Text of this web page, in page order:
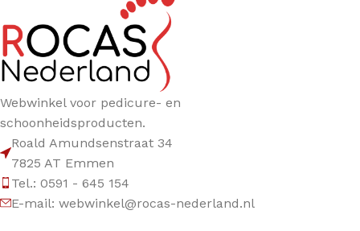
Webwinkel voor pedicure- en
schoonheidsproducten.
Roald Amundsenstraat 34
7825 AT Emmen
Tel.: 0591 - 645 154
E-mail: webwinkel@rocas-nederland.nl